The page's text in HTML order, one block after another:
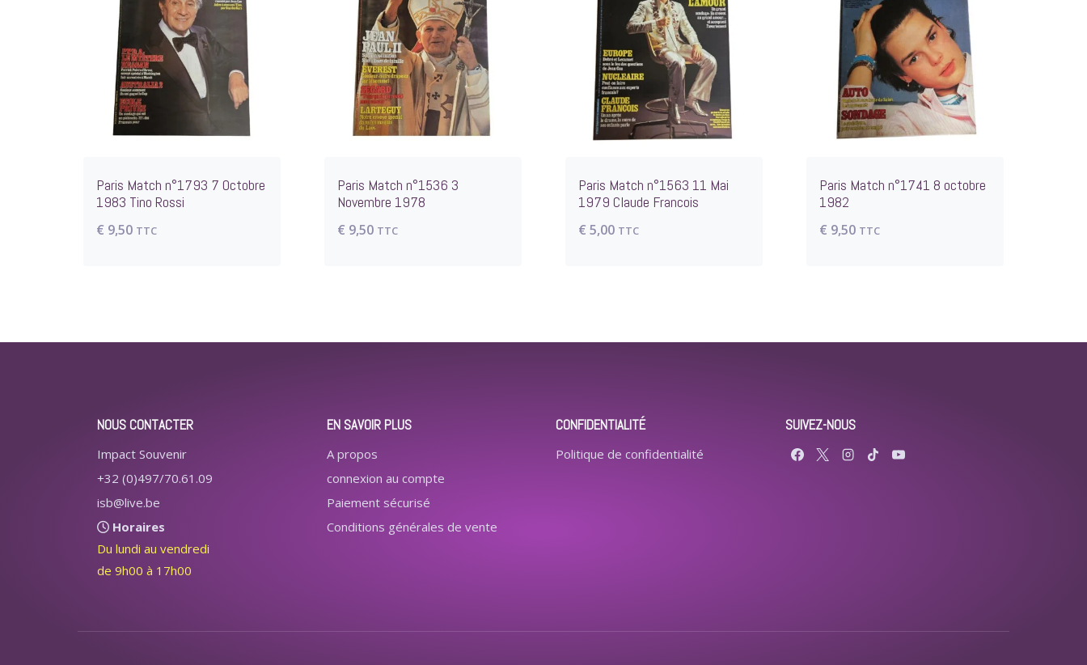
Paris Match n°1793 7 Octobre
1983 Tino Rossi
€ 9,50 TTC
Paris Match n°1536 3
Novembre 1978
€ 9,50 TTC
Paris Match n°1563 11 Mai
1979 Claude Francois
€ 5,00 TTC
Paris Match n°1741 8 octobre
1982
€ 9,50 TTC
NOUS CONTACTER
Impact Souvenir
+32 (0)497/70.61.09
isb@live.be
Horaires
Du lundi au vendredi
de 9h00 à 17h00
EN SAVOIR PLUS
A propos
connexion au compte
Paiement sécurisé
Conditions générales de vente
CONFIDENTIALITÉ
Politique de confidentialité
SUIVEZ-NOUS